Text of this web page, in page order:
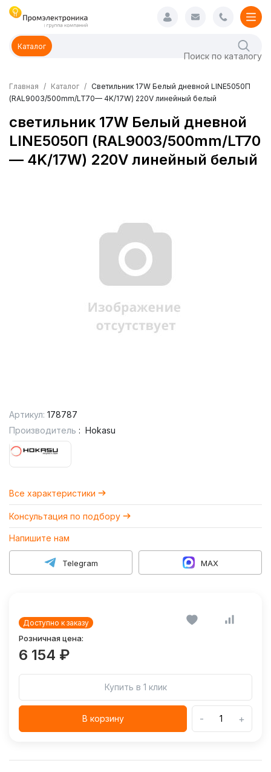
Каталог
Главная Каталог
Светильник 17W Белый дневной LINE5050П
(RAL9003/500mm/LT70— 4K/17W) 220V линейный белый
светильник 17W Белый дневной
LINE5050П (RAL9003/500mm/LT70
— 4K/17W) 220V линейный белый
Артикул: 178787
Производитель : Hokasu
Все характеристики
Консультация по подбору
Напишите нам
Telegram MAX
Доступно к заказу
Розничная цена:
6 154 ₽
Купить в 1 клик
В корзину - +